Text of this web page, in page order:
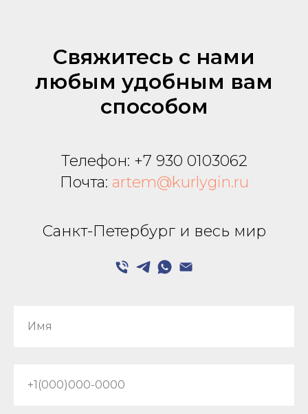
Свяжитесь с нами
любым удобным вам
способом
Телефон: +7 930 0103062
Почта: artem@kurlygin.ru
Санкт-Петербург и весь мир
Имя
+1(000)000-0000